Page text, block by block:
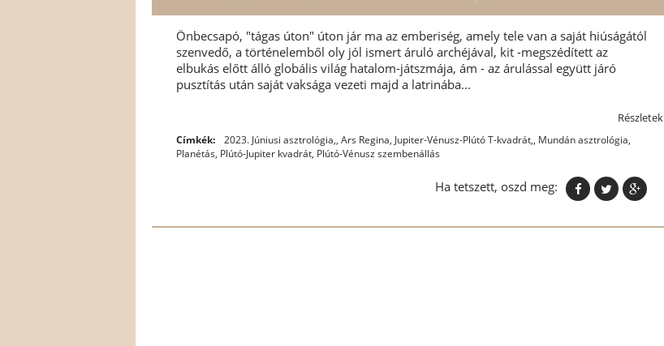
Önbecsapó, "tágas úton" úton jár ma az emberiség, amely tele van a saját hiúságától
szenvedő, a történelemből oly jól ismert áruló archéjával, kit -megszédített az
elbukás előtt álló globális világ hatalom-játszmája, ám - az árulással együtt járó
pusztítás után saját vaksága vezeti majd a latrinába...
Részletek
Címkék: 2023. Júniusi asztrológia,, Ars Regina, Jupiter-Vénusz-Plútó T-kvadrát,, Mundán asztrológia,
Planétás, Plútó-Jupiter kvadrát, Plútó-Vénusz szembenállás
Ha tetszett, oszd meg: